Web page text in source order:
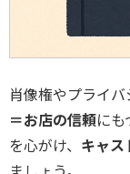
肖像権やプライバ
＝お店の信頼に
を心がけ、 キャス